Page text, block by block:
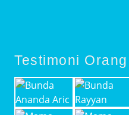
Testimoni